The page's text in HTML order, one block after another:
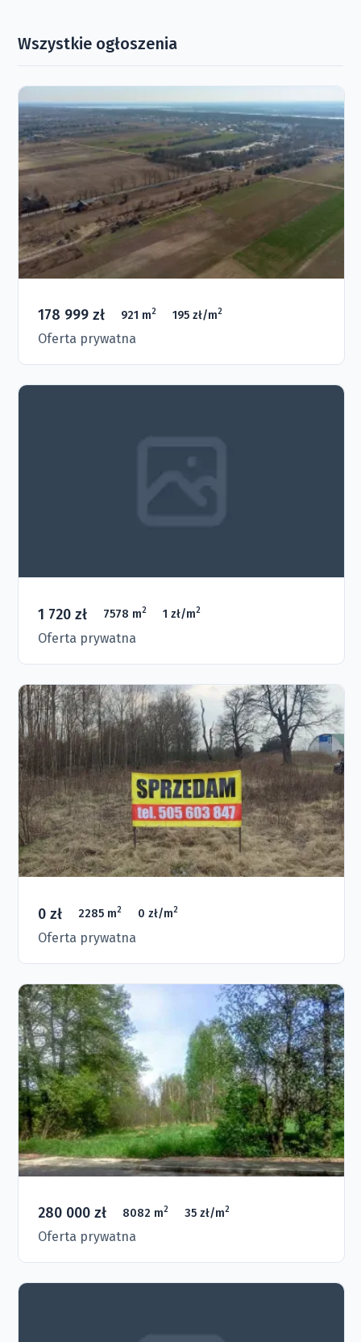
Wszystkie ogłoszenia
178 999 zł 921 m2 195 zł/m2
Oferta prywatna
1 720 zł 7578 m2 1 zł/m2
Oferta prywatna
0 zł 2285 m2 0 zł/m2
Oferta prywatna
280 000 zł 8082 m2 35 zł/m2
Oferta prywatna